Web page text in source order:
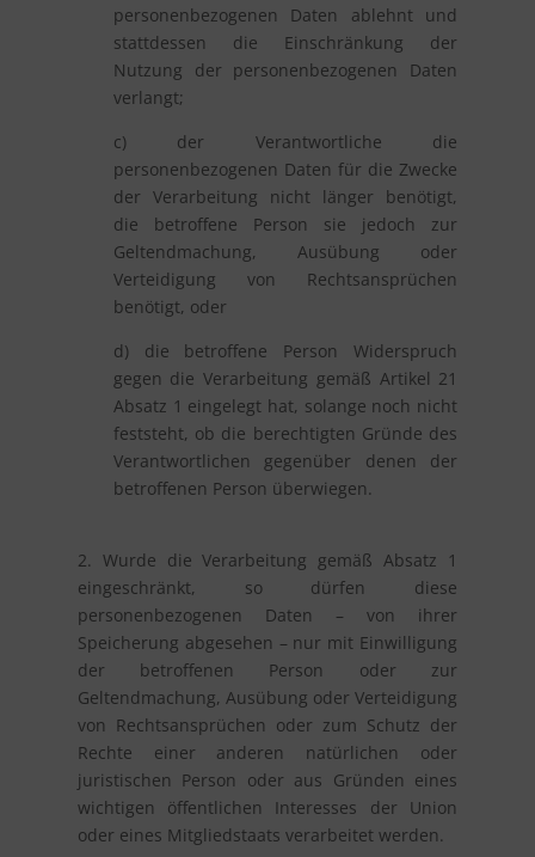
personenbezogenen Daten ablehnt und
stattdessen die Einschränkung der
Nutzung der personenbezogenen Daten
verlangt;
c) der Verantwortliche die
personenbezogenen Daten für die Zwecke
der Verarbeitung nicht länger benötigt,
die betroffene Person sie jedoch zur
Geltendmachung, Ausübung oder
Verteidigung von Rechtsansprüchen
benötigt, oder
d) die betroffene Person Widerspruch
gegen die Verarbeitung gemäß Artikel 21
Absatz 1 eingelegt hat, solange noch nicht
feststeht, ob die berechtigten Gründe des
Verantwortlichen gegenüber denen der
betroffenen Person überwiegen.
2. Wurde die Verarbeitung gemäß Absatz 1
eingeschränkt, so dürfen diese
personenbezogenen Daten – von ihrer
Speicherung abgesehen – nur mit Einwilligung
der betroffenen Person oder zur
Geltendmachung, Ausübung oder Verteidigung
von Rechtsansprüchen oder zum Schutz der
Rechte einer anderen natürlichen oder
juristischen Person oder aus Gründen eines
wichtigen öffentlichen Interesses der Union
oder eines Mitgliedstaats verarbeitet werden.